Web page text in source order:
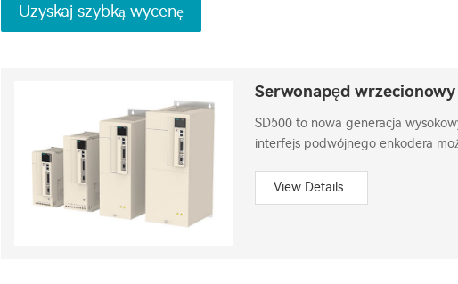
Uzyskaj szybką wycenę
Serwonapęd
SD500 to nowa generacja
interfejs podwójnego enkodera
obrotowym.
View Details